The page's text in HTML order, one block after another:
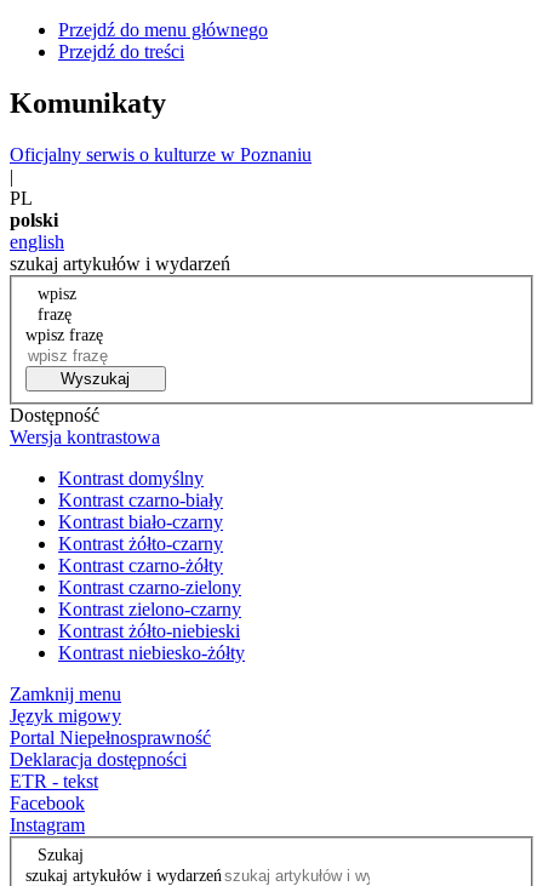
Przejdź do menu głównego
Przejdź do treści
Komunikaty
Oficjalny serwis o kulturze w Poznaniu
|
PL
polski
english
szukaj artykułów i wydarzeń
wpisz
frazę
wpisz frazę
Wyszukaj
Dostępność
Wersja kontrastowa
Kontrast domyślny
Kontrast czarno-biały
Kontrast biało-czarny
Kontrast żółto-czarny
Kontrast czarno-żółty
Kontrast czarno-zielony
Kontrast zielono-czarny
Kontrast żółto-niebieski
Kontrast niebiesko-żółty
Zamknij menu
Język migowy
Portal Niepełnosprawność
Deklaracja dostępności
ETR - tekst
Facebook
Instagram
Szukaj
szukaj artykułów i wydarzeń